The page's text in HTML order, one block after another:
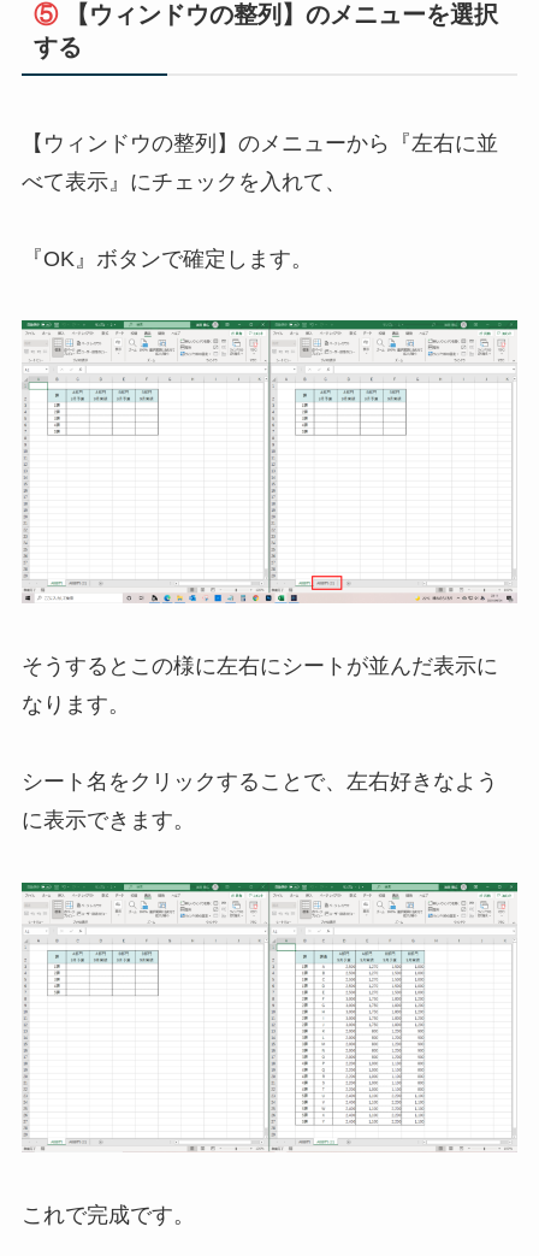
⑤【ウィンドウの整列】のメニューを選択
する
【ウィンドウの整列】のメニューから『左右に並
べて表示』にチェックを入れて、
『OK』ボタンで確定します。
そうするとこの様に左右にシートが並んだ表示に
なります。
シート名をクリックすることで、左右好きなよう
に表示できます。
これで完成です。